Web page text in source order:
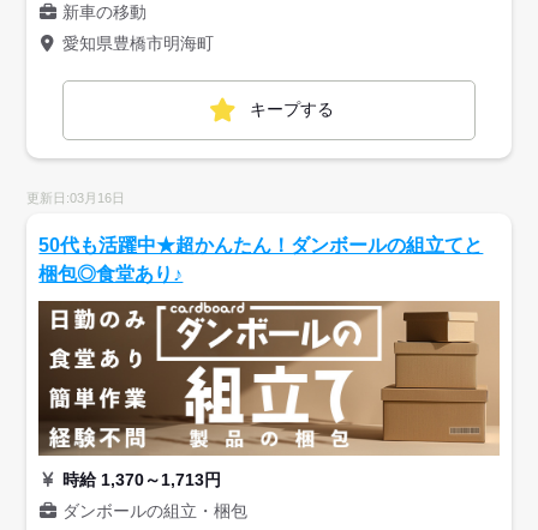
新車の移動
愛知県豊橋市明海町
キープする
更新日:03月16日
50代も活躍中★超かんたん！ダンボールの組立てと
梱包◎食堂あり♪
時給 1,370～1,713円
ダンボールの組立・梱包